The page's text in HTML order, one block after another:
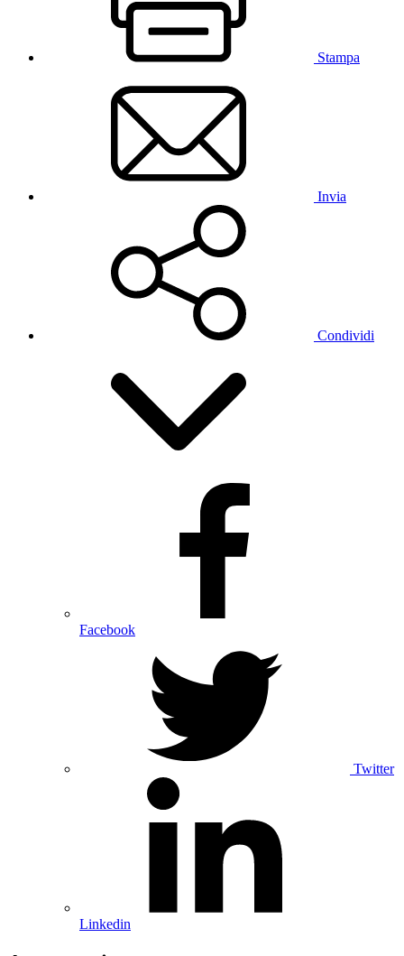
Stampa
Invia
Condividi
Facebook
Twitter
Linkedin